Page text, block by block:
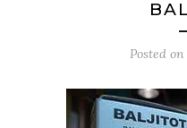
Posted on